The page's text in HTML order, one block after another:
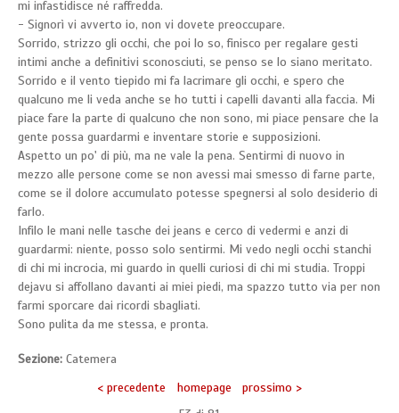
mi infastidisce né raffredda.
- Signorì vi avverto io, non vi dovete preoccupare.
Sorrido, strizzo gli occhi, che poi lo so, finisco per regalare gesti
intimi anche a definitivi sconosciuti, se penso se lo siano meritato.
Sorrido e il vento tiepido mi fa lacrimare gli occhi, e spero che
qualcuno me li veda anche se ho tutti i capelli davanti alla faccia. Mi
piace fare la parte di qualcuno che non sono, mi piace pensare che la
gente possa guardarmi e inventare storie e supposizioni.
Aspetto un po' di più, ma ne vale la pena. Sentirmi di nuovo in
mezzo alle persone come se non avessi mai smesso di farne parte,
come se il dolore accumulato potesse spegnersi al solo desiderio di
farlo.
Infilo le mani nelle tasche dei jeans e cerco di vedermi e anzi di
guardarmi: niente, posso solo sentirmi. Mi vedo negli occhi stanchi
di chi mi incrocia, mi guardo in quelli curiosi di chi mi studia. Troppi
dejavu si affollano davanti ai miei piedi, ma spazzo tutto via per non
farmi sporcare dai ricordi sbagliati.
Sono pulita da me stessa, e pronta.
Sezione: Catemera
< precedente
homepage
prossimo >